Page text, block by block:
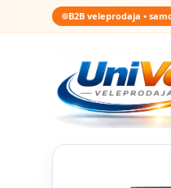
B2B veleprodaja •